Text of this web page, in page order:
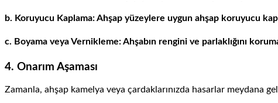
b. Koruyucu Kaplama: Ahşap yüzeylere uygun ahşap koruyucu
c. Boyama veya Vernikleme: Ahşabın rengini ve parlaklığını
4. Onarım Aşaması
Zamanla, ahşap kamelya veya çardaklarınızda hasarlar meydana